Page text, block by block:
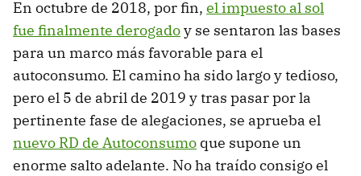
En octubre de 2018, por fin, el impuesto al sol
fue finalmente derogadoy se sentaron las bases
para un marco más favorable para el
autoconsumo. El camino ha sido largo y tedioso,
pero el 5 de abril de 2019 y tras pasar por la
pertinente fase de alegaciones, se aprueba el
nuevo RD de Autoconsumo que supone un
enorme salto adelante. No ha traído consigo el